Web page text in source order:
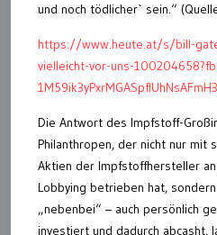
und noch tödlicher` sein.“
https://www.heute.at/s/bill-
vielleicht-vor-uns-
Die Antwort des Impfstoff-
Philanthropen, der nicht nur mit
Aktien der Impfstoffhersteller
Lobbying betrieben hat,
„nebenbei“ – auch persönlich
investiert und dadurch abcasht,